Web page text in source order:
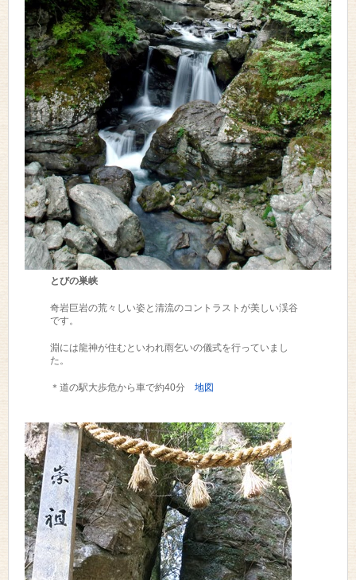
とびの巣峡
奇岩巨岩の荒々しい姿と清流のコントラストが美しい渓谷
です。
淵には龍神が住むといわれ雨乞いの儀式を行っていまし
た。
＊道の駅大歩危から車で約40分地図